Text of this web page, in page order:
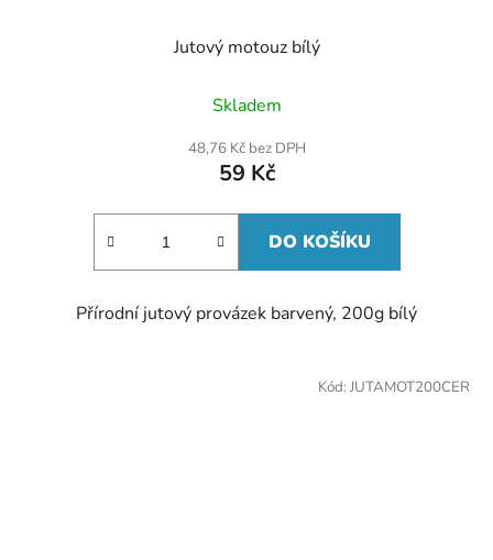
Jutový motouz bílý
Skladem
48,76 Kč bez DPH
59 Kč
DO KOŠÍKU
Přírodní jutový provázek barvený, 200g bílý
Kód: JUTAMOT200CER